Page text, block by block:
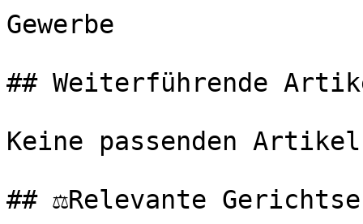
Gewerbe
## Weiterführende
Keine passenden
## ⚖️Relevante